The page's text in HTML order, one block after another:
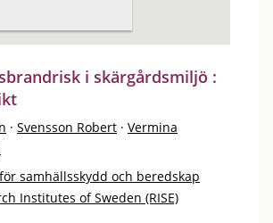
i skärgårdsmiljö :
· Svensson Robert · Vermina
samhällsskydd och beredskap
Institutes of Sweden (RISE)